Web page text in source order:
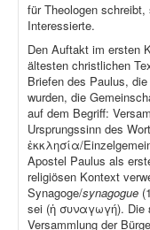
für Theologen
Interessierte.
Den Auftakt im ersten
ältesten christlichen
Briefen des Paulus,
wurden, die
auf dem Begriff:
Ursprungssinn des
ἐκκλησία/
Apostel Paulus als
religiösen Kontext
Synagoge/synagogue
sei (ἡ συναγωγή). Die
Versammlung der